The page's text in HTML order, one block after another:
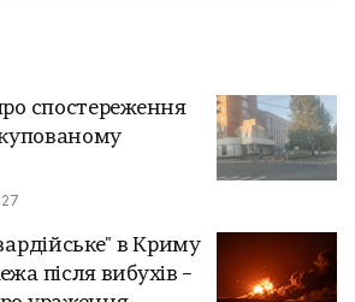
спостереження
в Криму
після вибухів –